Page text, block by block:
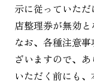
示に従っていた
店整理券が無効と
なお、各種注意
ざいますので、
いただく前にも